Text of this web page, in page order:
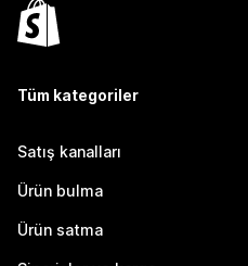
Tüm kategoriler
Satış kanalları
Ürün bulma
Ürün satma